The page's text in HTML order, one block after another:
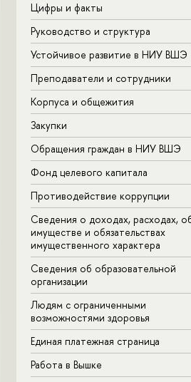
Цифры и факты
Руководство и структура
Устойчивое развитие в НИУ ВШЭ
Преподаватели и сотрудники
Корпуса и общежития
Закупки
Обращения граждан в НИУ ВШЭ
Фонд целевого капитала
Противодействие коррупции
Сведения о доходах, расходах,
имуществе и обязательствах
имущественного характера
Сведения об образовательной
организации
Людям с ограниченными
возможностями здоровья
Единая платежная страница
Работа в Вышке